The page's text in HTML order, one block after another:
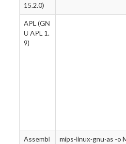
15.2.0)
APL (GN
U APL 1.
9)
Assembl
mips-linux-gnu-as -o